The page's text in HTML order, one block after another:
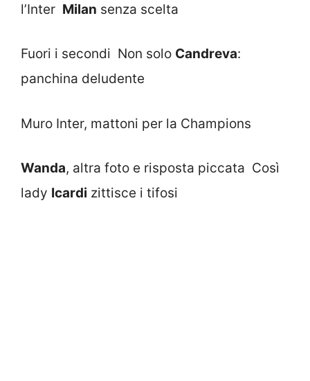
l’Inter Milan senza scelta
Fuori i secondi Non solo Candreva:
panchina deludente
Muro Inter, mattoni per la Champions
Wanda, altra foto e risposta piccata Così
lady Icardi zittisce i tifosi